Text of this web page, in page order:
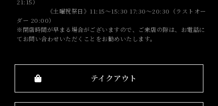
《土曜祝祭日》11:15～15:30 17:30～20:30（ラストオー
ダー 20:00）
※閉店時間が早まる場合がございますので、ご来店の際は、お電話に
てお問い合わせいただくことをお勧めいたします。
テイクアウト